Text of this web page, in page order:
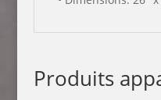
Produits